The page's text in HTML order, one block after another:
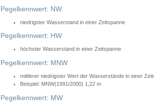
Pegelkennwert: NW
niedrigster Wasserstand in einer Zeitspanne
Pegelkennwert: HW
höchster Wasserstand in einer Zeitspanne
Pegelkennwert: MNW
mittlerer niedrigster Wert der Wasserstände in einer
Beispiel: MNW(1991/2000) 1,22 m
Pegelkennwert: MW